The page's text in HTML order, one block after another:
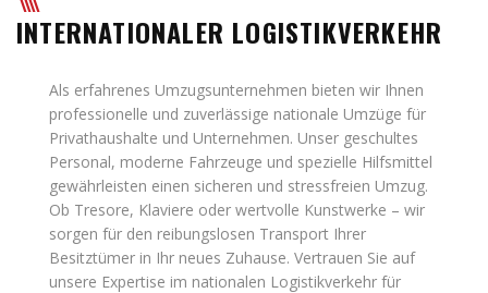
INTERNATIONALER LOGISTIKVERKEHR
Als erfahrenes Umzugsunternehmen bieten wir Ihnen
professionelle und zuverlässige nationale Umzüge für
Privathaushalte und Unternehmen. Unser geschultes
Personal, moderne Fahrzeuge und spezielle Hilfsmittel
gewährleisten einen sicheren und stressfreien Umzug.
Ob Tresore, Klaviere oder wertvolle Kunstwerke – wir
sorgen für den reibungslosen Transport Ihrer
Besitztümer in Ihr neues Zuhause. Vertrauen Sie auf
unsere Expertise im nationalen Logistikverkehr für